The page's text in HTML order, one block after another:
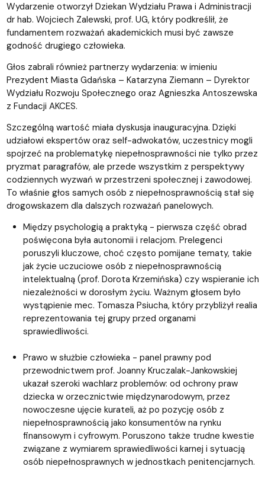
Wydarzenie otworzył Dziekan Wydziału Prawa i Administracji
dr hab. Wojciech Zalewski, prof. UG, który podkreślił, że
fundamentem rozważań akademickich musi być zawsze
godność drugiego człowieka.
Głos zabrali również partnerzy wydarzenia: w imieniu
Prezydent Miasta Gdańska – Katarzyna Ziemann – Dyrektor
Wydziału Rozwoju Społecznego oraz Agnieszka Antoszewska
z Fundacji AKCES.
Szczególną wartość miała dyskusja inauguracyjna. Dzięki
udziałowi ekspertów oraz self-adwokatów, uczestnicy mogli
spojrzeć na problematykę niepełnosprawności nie tylko przez
pryzmat paragrafów, ale przede wszystkim z perspektywy
codziennych wyzwań w przestrzeni społecznej i zawodowej.
To właśnie głos samych osób z niepełnosprawnością stał się
drogowskazem dla dalszych rozważań panelowych.
Między psychologią a praktyką - pierwsza część obrad
poświęcona była autonomii i relacjom. Prelegenci
poruszyli kluczowe, choć często pomijane tematy, takie
jak życie uczuciowe osób z niepełnosprawnością
intelektualną (prof. Dorota Krzemińska) czy wspieranie ich
niezależności w dorosłym życiu. Ważnym głosem było
wystąpienie mec. Tomasza Psiucha, który przybliżył realia
reprezentowania tej grupy przed organami
sprawiedliwości.
Prawo w służbie człowieka - panel prawny pod
przewodnictwem prof. Joanny Kruczalak-Jankowskiej
ukazał szeroki wachlarz problemów: od ochrony praw
dziecka w orzecznictwie międzynarodowym, przez
nowoczesne ujęcie kurateli, aż po pozycję osób z
niepełnosprawnością jako konsumentów na rynku
finansowym i cyfrowym. Poruszono także trudne kwestie
związane z wymiarem sprawiedliwości karnej i sytuacją
osób niepełnosprawnych w jednostkach penitencjarnych.